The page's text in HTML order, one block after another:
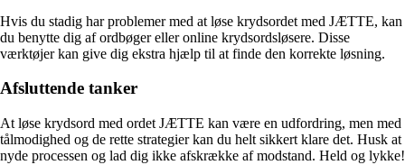
Hvis du stadig har problemer med at løse krydsordet med JÆTTE, kan
du benytte dig af ordbøger eller online krydsordsløsere. Disse
værktøjer kan give dig ekstra hjælp til at finde den korrekte løsning.
Afsluttende tanker
At løse krydsord med ordet JÆTTE kan være en udfordring, men med
tålmodighed og de rette strategier kan du helt sikkert klare det. Husk at
nyde processen og lad dig ikke afskrække af modstand. Held og lykke!